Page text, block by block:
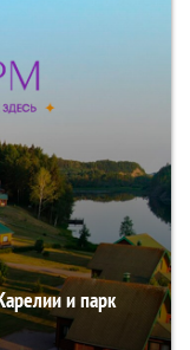
и парк